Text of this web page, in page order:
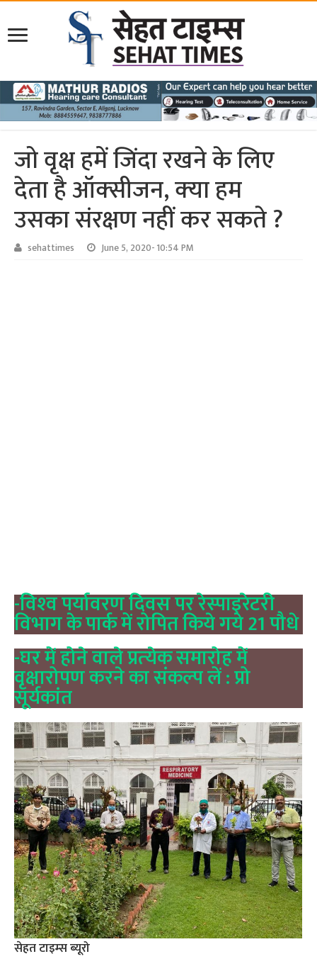
जो वृ‍क्ष हमें जिंदा रखने के लिए
देता है ऑक्‍सीजन, क्‍या हम
उसका संरक्षण नहीं कर सकते ?
sehattimes June 5, 2020- 10:54 PM
-विश्‍व पर्यावरण दिवस पर रेस्‍पाइरेटरी
विभाग के पार्क में रोपित किये गये 21 पौधे
-घर में होने वाले प्रत्‍येक समारोह में
वृक्षारोपण करने का संकल्‍प लें : प्रो
सूर्यकांत
सेहत टाइम्‍स ब्‍यूरो